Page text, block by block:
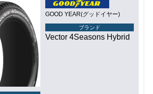
GOOD YEAR(グッドイヤー)
ブランド
Vector 4Seasons Hybrid